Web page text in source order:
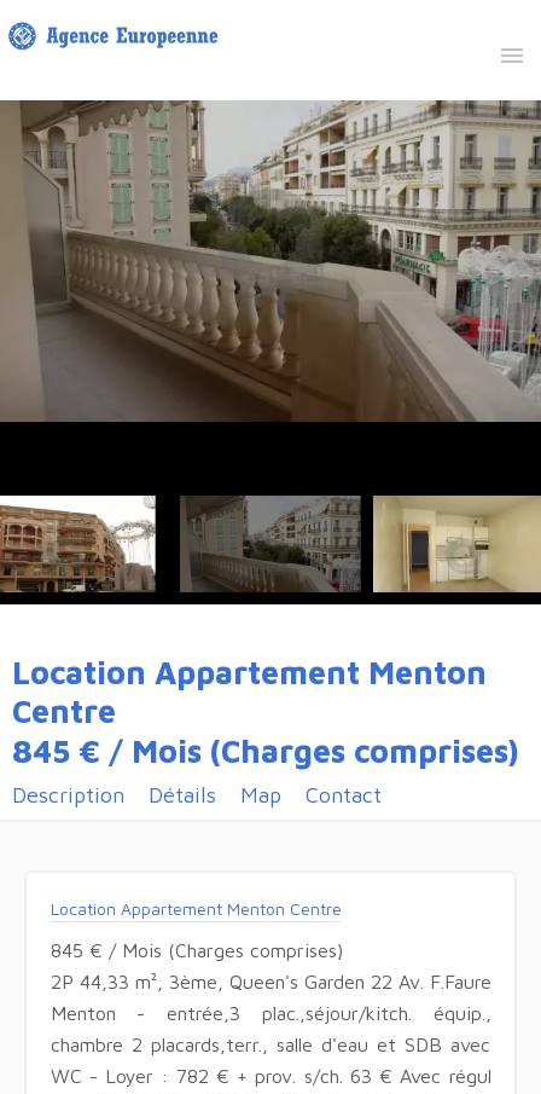
Location Appartement Menton
Centre
845 € / Mois (Charges comprises)
Description Détails Map Contact
Location Appartement Menton Centre
845 € / Mois (Charges comprises)
2P 44,33 m², 3ème, Queen's Garden 22 Av. F.Faure
Menton - entrée,3 plac.,séjour/kitch. équip.,
chambre 2 placards,terr., salle d'eau et SDB avec
WC - Loyer : 782 € + prov. s/ch. 63 € Avec régul